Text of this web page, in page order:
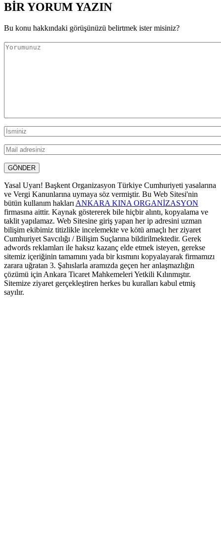
BİR YORUM YAZIN
Bu konu hakkındaki görüşünüzü belirtmek ister misiniz?
Yasal Uyarı! Başkent Organizasyon Türkiye Cumhuriyeti yasalarına
ve Vergi Kanunlarına uymaya söz vermiştir. Bu Web Sitesi'nin
bütün kullanım hakları ANKARA KINA ORGANİZASYON
firmasına aittir. Kaynak göstererek bile hiçbir alıntı, kopyalama ve
taklit yapılamaz. Web Sitesine giriş yapan her ip adresini uzman
bilişim ekibimiz titizlikle incelemekte ve kötü amaçlı her ziyaret
Cumhuriyet Savcılığı / Bilişim Suçlarına bildirilmektedir. Gerek
adwords reklamları ile haksız kazanç elde etmek isteyen, gerekse
sitemiz içeriğinin tamamını yada bir kısmını kopyalayarak firmamızı
zarara uğratan 3. Şahıslarla aramızda geçen her anlaşmazlığın
çözümü için Ankara Ticaret Mahkemeleri Yetkili Kılınmıştır.
Sitemize ziyaret gerçekleştiren herkes bu kuralları kabul etmiş
sayılır.